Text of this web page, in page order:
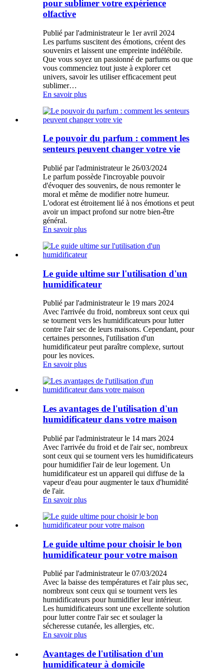
pour sublimer votre expérience
olfactive
Publié par l'administrateur le 1er avril 2024
Les parfums suscitent des émotions, créent des
souvenirs et laissent une empreinte indélébile.
Que vous soyez un passionné de parfums ou que
vous commenciez tout juste à explorer cet
univers, savoir les utiliser efficacement peut
sublimer…
En savoir plus
Le pouvoir du parfum : comment les
senteurs peuvent changer votre vie
Publié par l'administrateur le 26/03/2024
Le parfum possède l'incroyable pouvoir
d'évoquer des souvenirs, de nous remonter le
moral et même de modifier notre humeur.
L'odorat est étroitement lié à nos émotions et peut
avoir un impact profond sur notre bien-être
général.
En savoir plus
Le guide ultime sur l'utilisation d'un
humidificateur
Publié par l'administrateur le 19 mars 2024
Avec l'arrivée du froid, nombreux sont ceux qui
se tournent vers les humidificateurs pour lutter
contre l'air sec de leurs maisons. Cependant, pour
certaines personnes, l'utilisation d'un
humidificateur peut paraître complexe, surtout
pour les novices.
En savoir plus
Les avantages de l'utilisation d'un
humidificateur dans votre maison
Publié par l'administrateur le 14 mars 2024
Avec l'arrivée du froid et de l'air sec, nombreux
sont ceux qui se tournent vers les humidificateurs
pour humidifier l'air de leur logement. Un
humidificateur est un appareil qui diffuse de la
vapeur d'eau pour augmenter le taux d'humidité
de l'air.
En savoir plus
Le guide ultime pour choisir le bon
humidificateur pour votre maison
Publié par l'administrateur le 07/03/2024
Avec la baisse des températures et l'air plus sec,
nombreux sont ceux qui se tournent vers les
humidificateurs pour humidifier leur intérieur.
Les humidificateurs sont une excellente solution
pour lutter contre l'air sec et soulager la
sécheresse cutanée, les allergies, etc.
En savoir plus
Avantages de l'utilisation d'un
humidificateur à domicile